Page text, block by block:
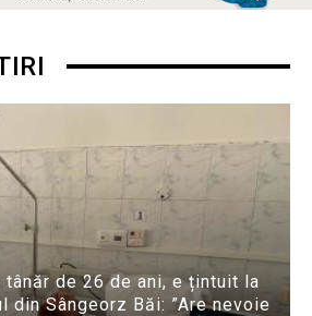
tânăr de 26 de ani, e țintuit la
din Sângeorz Băi: ”Are nevoie